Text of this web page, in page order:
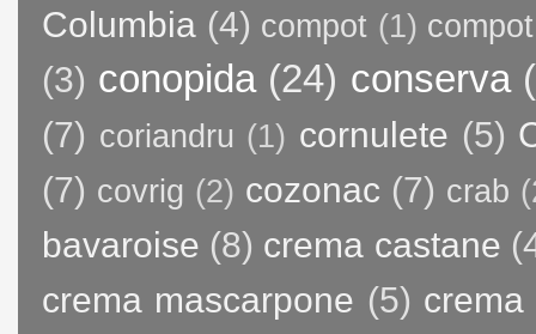
Columbia (4) compot (1)
(3) conopida (24) conserva
(7) coriandru (1) cornulete (5)
(7) covrig (2) cozonac (7) crab
bavaroise (8) crema castane
crema mascarpone (5) crema